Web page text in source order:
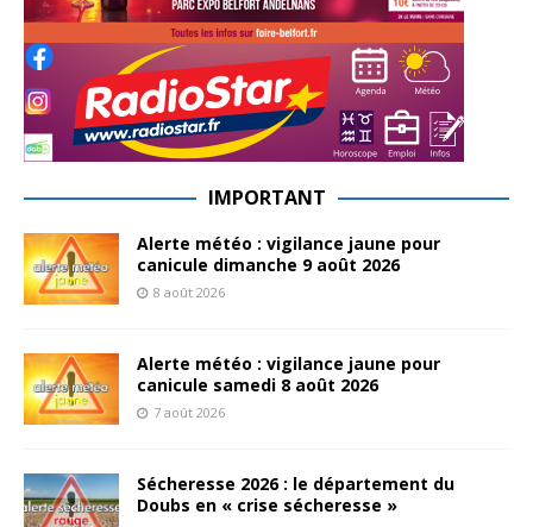
IMPORTANT
Alerte météo : vigilance jaune pour
canicule dimanche 9 août 2026
8 août 2026
Alerte météo : vigilance jaune pour
canicule samedi 8 août 2026
7 août 2026
Sécheresse 2026 : le département du
Doubs en « crise sécheresse »